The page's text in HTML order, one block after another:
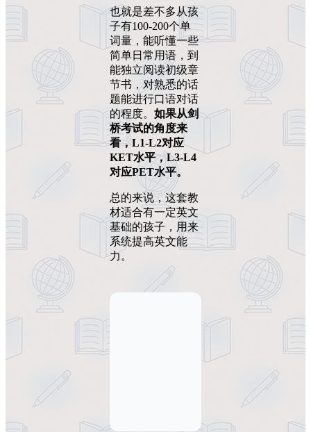
也就是差不多从孩
子有100-200个单
词量，能听懂一些
简单日常用语，到
能独立阅读初级章
节书，对熟悉的话
题能进行口语对话
的程度。 如果从剑
桥考试的角度来
看，L1-L2对应
KET水平，L3-L4
对应PET水平。
总的来说，这套教
材适合有一定英文
基础的孩子，用来
系统提高英文能
力。